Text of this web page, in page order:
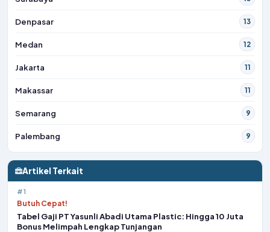
Denpasar 13
Medan 12
Jakarta 11
Makassar 11
Semarang 9
Palembang 9
Artikel Terkait
#1
Butuh Cepat!
Tabel Gaji PT Yasunli Abadi Utama Plastic: Hingga 10 Juta
Bonus Melimpah Lengkap Tunjangan